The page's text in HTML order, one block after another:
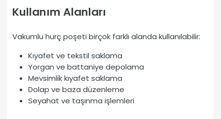
Kullanım Alanları
Vakumlu hurç poşeti birçok farklı alanda kullanılabilir:
Kıyafet ve tekstil saklama
Yorgan ve battaniye depolama
Mevsimlik kıyafet saklama
Dolap ve baza düzenleme
Seyahat ve taşınma işlemleri